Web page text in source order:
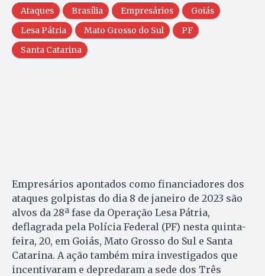
Ataques Brasília Empresários
Goiás
Lesa Pátria
Mato Grosso do Sul
PF
Santa Catarina
Empresários apontados como financiadores dos
ataques golpistas do dia 8 de janeiro de 2023 são
alvos da 28ª fase da Operação Lesa Pátria,
deflagrada pela Polícia Federal (PF) nesta quinta-
feira, 20, em Goiás, Mato Grosso do Sul e Santa
Catarina. A ação também mira investigados que
incentivaram e depredaram a sede dos Três